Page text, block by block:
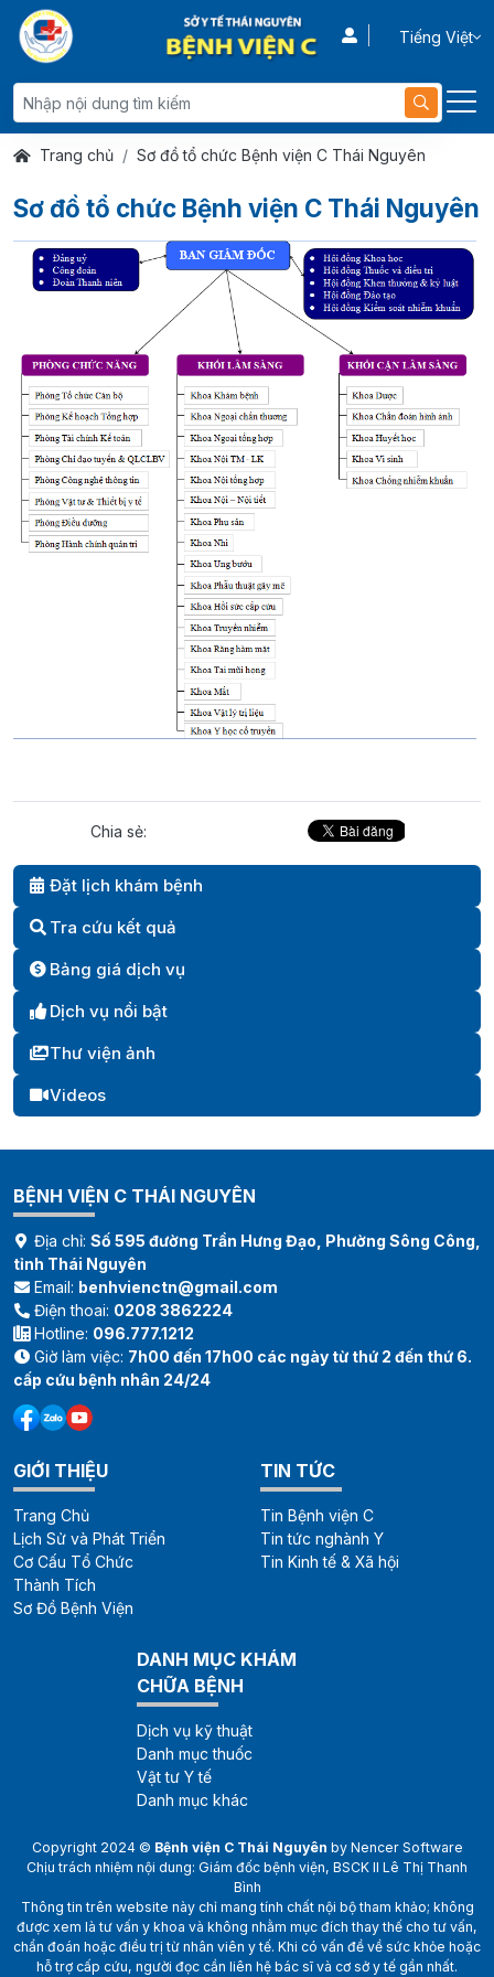
Tiếng Việt
Trang chủ Sơ đồ tổ chức Bệnh viện C Thái Nguyên
Sơ đồ tổ chức Bệnh viện C Thái Nguyên
Chia sẻ:
Đặt lịch khám bệnh
Tra cứu kết quả
Bảng giá dịch vụ
Dịch vụ nổi bật
Thư viện ảnh
Videos
BỆNH VIỆN C THÁI NGUYÊN
Địa chỉ: Số 595 đường Trần Hưng Đạo, Phường Sông Công,
tỉnh Thái Nguyên
Email: benhvienctn@gmail.com
Điện thoai: 0208 3862224
Hotline: 096.777.1212
Giờ làm việc: 7h00 đến 17h00 các ngày từ thứ 2 đến thứ 6.
cấp cứu bệnh nhân 24/24
GIỚI THIỆU
Trang Chủ
Lịch Sử và Phát Triển
Cơ Cấu Tổ Chức
Thành Tích
Sơ Đồ Bệnh Viện
TIN TỨC
Tin Bệnh viện C
Tin tức nghành Y
Tin Kinh tế & Xã hội
DANH MỤC KHÁM
CHỮA BỆNH
Dịch vụ kỹ thuật
Danh mục thuốc
Vật tư Y tế
Danh mục khác
Copyright 2024 © Bệnh viện C Thái Nguyên by Nencer Software
Chịu trách nhiệm nội dung: Giám đốc bệnh viện, BSCK II Lê Thị Thanh
Bình
Thông tin trên website này chỉ mang tính chất nội bộ tham khảo; không
được xem là tư vấn y khoa và không nhằm mục đích thay thế cho tư vấn,
chẩn đoán hoặc điều trị từ nhân viên y tế. Khi có vấn đề về sức khỏe hoặc
hỗ trợ cấp cứu, người đọc cần liên hệ bác sĩ và cơ sở y tế gần nhất.